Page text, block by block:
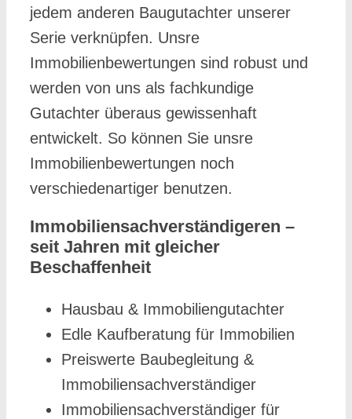
jedem anderen Baugutachter unserer
Serie verknüpfen. Unsre
Immobilienbewertungen sind robust und
werden von uns als fachkundige
Gutachter überaus gewissenhaft
entwickelt. So können Sie unsre
Immobilienbewertungen noch
verschiedenartiger benutzen.
Immobiliensachverständigeren –
seit Jahren mit gleicher
Beschaffenheit
Hausbau & Immobiliengutachter
Edle Kaufberatung für Immobilien
Preiswerte Baubegleitung &
Immobiliensachverständiger
Immobiliensachverständiger für